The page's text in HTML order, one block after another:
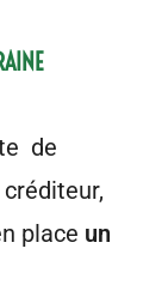
de
place un